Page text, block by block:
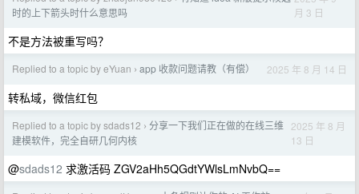
时的上下箭头时什么意思吗
月 3 日
不是方法被重写吗？
Replied to a topic by eYuan › app 收款问题请教（有偿） 2025 年 8 月 14 日
转私域，微信红包
Replied to a topic by sdads12 › 分享一下我们正在做的在线三维
建模软件，完全自研几何内核
2025 年 8 月
13 日
@sdads12 求激活码 ZGV2aHh5QGdtYWlsLmNvbQ==